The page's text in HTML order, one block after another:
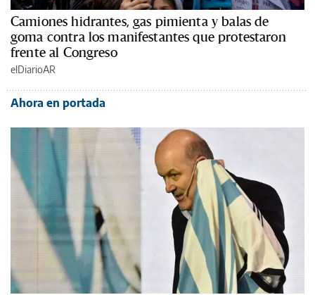
Camiones hidrantes, gas pimienta y balas de
goma contra los manifestantes que protestaron
frente al Congreso
elDiarioAR
Ahora en portada